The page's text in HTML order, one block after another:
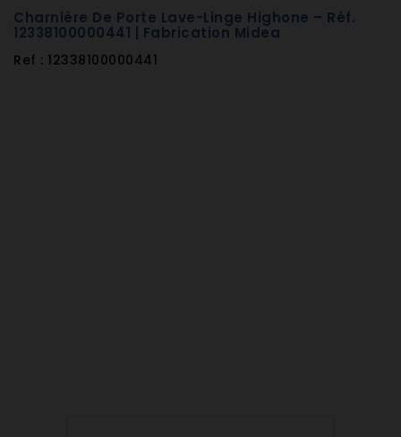
Charnière De Porte Lave-Linge Highone – Réf.
12338100000441 | Fabrication Midea
Ref : 12338100000441